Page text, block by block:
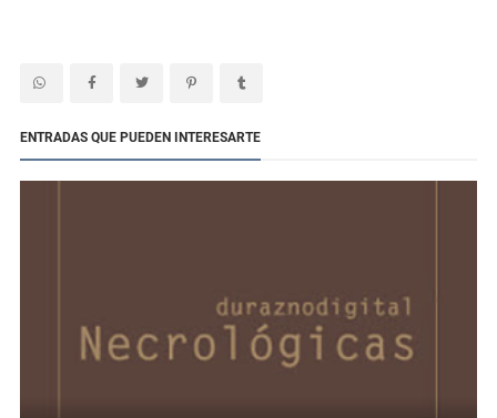
ENTRADAS QUE PUEDEN INTERESARTE